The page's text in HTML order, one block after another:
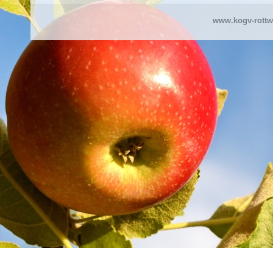
www.kogv-